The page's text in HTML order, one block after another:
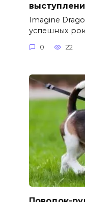
Imagine
успешных
0 22